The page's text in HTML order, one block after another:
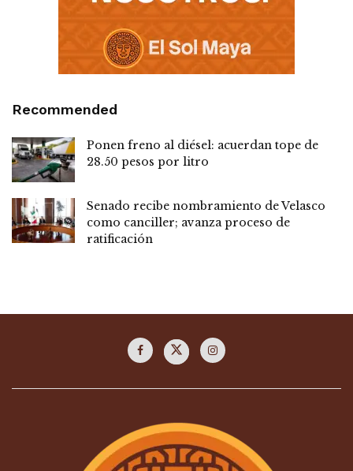
Recommended
Ponen freno al diésel: acuerdan tope de
28.50 pesos por litro
Senado recibe nombramiento de Velasco
como canciller; avanza proceso de
ratificación